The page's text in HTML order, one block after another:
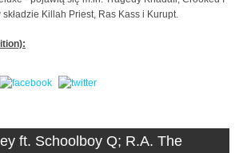
Killah Priest, Ras Kass i Kurupt.
ft. Schoolboy Q; R.A. The